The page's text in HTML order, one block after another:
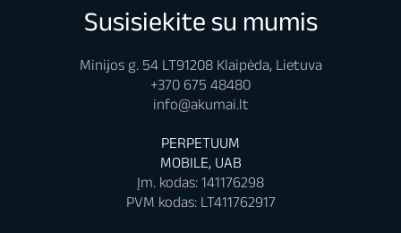
Susisiekite su mumis
Minijos g. 54 LT91208 Klaipėda, Lietuva
+370 675 48480
info@akumai.lt
PERPETUUM
MOBILE, UAB
Įm. kodas: 141176298
PVM kodas: LT411762917